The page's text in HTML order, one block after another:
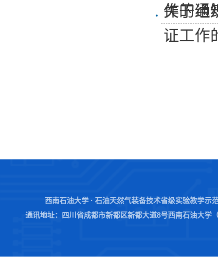
作的通
关于组
证工作
西南石油大学 · 石油天然气装备技术省级实验教学示
通讯地址：四川省成都市新都区新都大道8号西南石油大学